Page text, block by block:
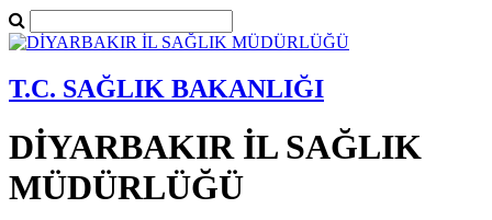
T.C. SAĞLIK BAKANLIĞI
DİYARBAKIR İL SAĞLIK
MÜDÜRLÜĞÜ